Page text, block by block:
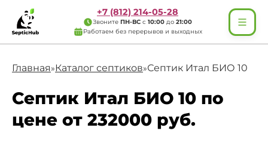
+7 (812) 214-05-28
Звоните ПН-ВС с 10:00 до 21:00
Работаем без перерывов и выходных
Главная»Каталог септиков»Септик Итал БИО 10
Септик Итал БИО 10 по
цене от 232000 руб.